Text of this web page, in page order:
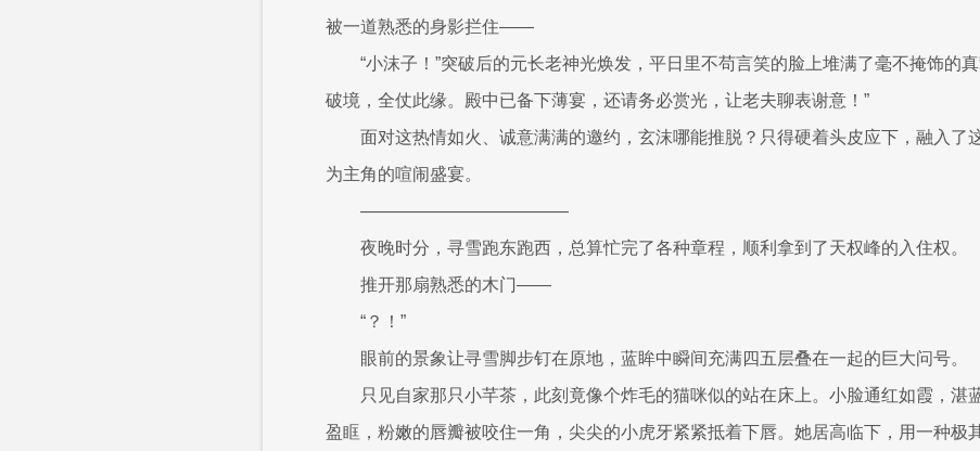
被一道熟悉的身影拦住——
“小沫子！”突破后的元长老神光焕发，平日里不苟言笑的脸上堆满了毫不掩饰的
破境，全仗此缘。殿中已备下薄宴，还请务必赏光，让老夫聊表谢意！”
面对这热情如火、诚意满满的邀约，玄沫哪能推脱？只得硬着头皮应下，融入了
为主角的喧闹盛宴。
————————————
夜晚时分，寻雪跑东跑西，总算忙完了各种章程，顺利拿到了天权峰的入住权。
推开那扇熟悉的木门——
“？！”
眼前的景象让寻雪脚步钉在原地，蓝眸中瞬间充满四五层叠在一起的巨大问号。
只见自家那只小芊茶，此刻竟像个炸毛的猫咪似的站在床上。小脸通红如霞，湛
盈眶，粉嫩的唇瓣被咬住一角，尖尖的小虎牙紧紧抵着下唇。她居高临下，用一种极